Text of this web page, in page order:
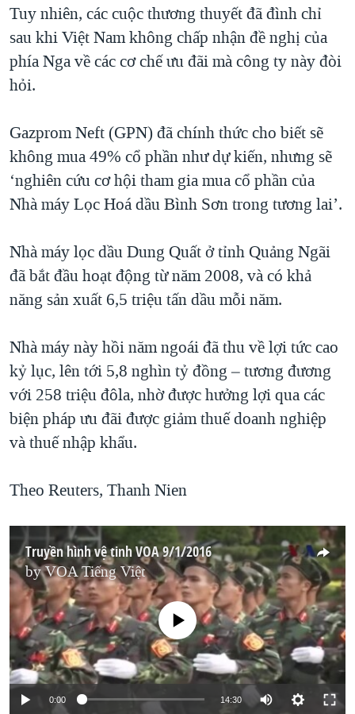
Tuy nhiên, các cuộc thương thuyết đã đình chỉ
sau khi Việt Nam không chấp nhận đề nghị của
phía Nga về các cơ chế ưu đãi mà công ty này đòi
hỏi.
Gazprom Neft (GPN) đã chính thức cho biết sẽ
không mua 49% cổ phần như dự kiến, nhưng sẽ
‘nghiên cứu cơ hội tham gia mua cổ phần của
Nhà máy Lọc Hoá dầu Bình Sơn trong tương lai’.
Nhà máy lọc dầu Dung Quất ở tỉnh Quảng Ngãi
đã bắt đầu hoạt động từ năm 2008, và có khả
năng sản xuất 6,5 triệu tấn dầu mỗi năm.
Nhà máy này hồi năm ngoái đã thu về lợi tức cao
kỷ lục, lên tới 5,8 nghìn tỷ đồng – tương đương
với 258 triệu đôla, nhờ được hưởng lợi qua các
biện pháp ưu đãi được giảm thuế doanh nghiệp
và thuế nhập khẩu.
Theo Reuters, Thanh Nien
Truyền hình vệ tinh VOA 9/1/2016
byVOA Tiếng Việt
No media source currently available
0:00 14:30